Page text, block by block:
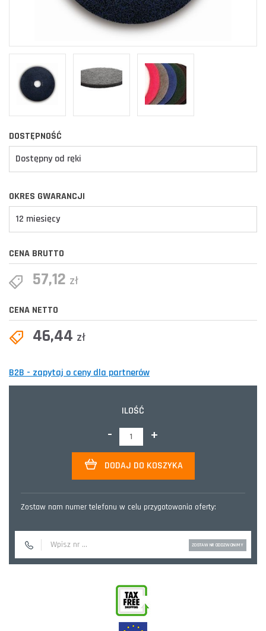
DOSTĘPNOŚĆ
Dostępny od ręki
OKRES GWARANCJI
12 miesięcy
CENA BRUTTO
57,12 zł
CENA NETTO
46,44 zł
B2B - zapytaj o ceny dla partnerów
ILOŚĆ
- +
DODAJ DO KOSZYKA
Zostaw nam numer telefonu w celu przygotowania oferty: